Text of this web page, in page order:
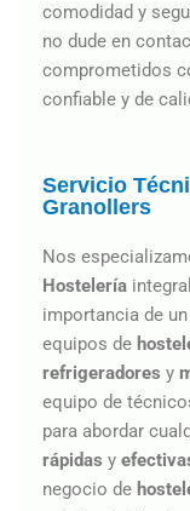
comodidad y
no dude en
comprometidos
confiable y de
Servicio
Granollers
Nos
Hostelería
importancia de
equipos de
refrigeradores y
equipo de
para abordar
rápidas y
negocio de